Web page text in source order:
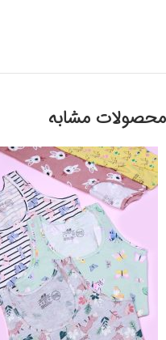
محصولات مشابه